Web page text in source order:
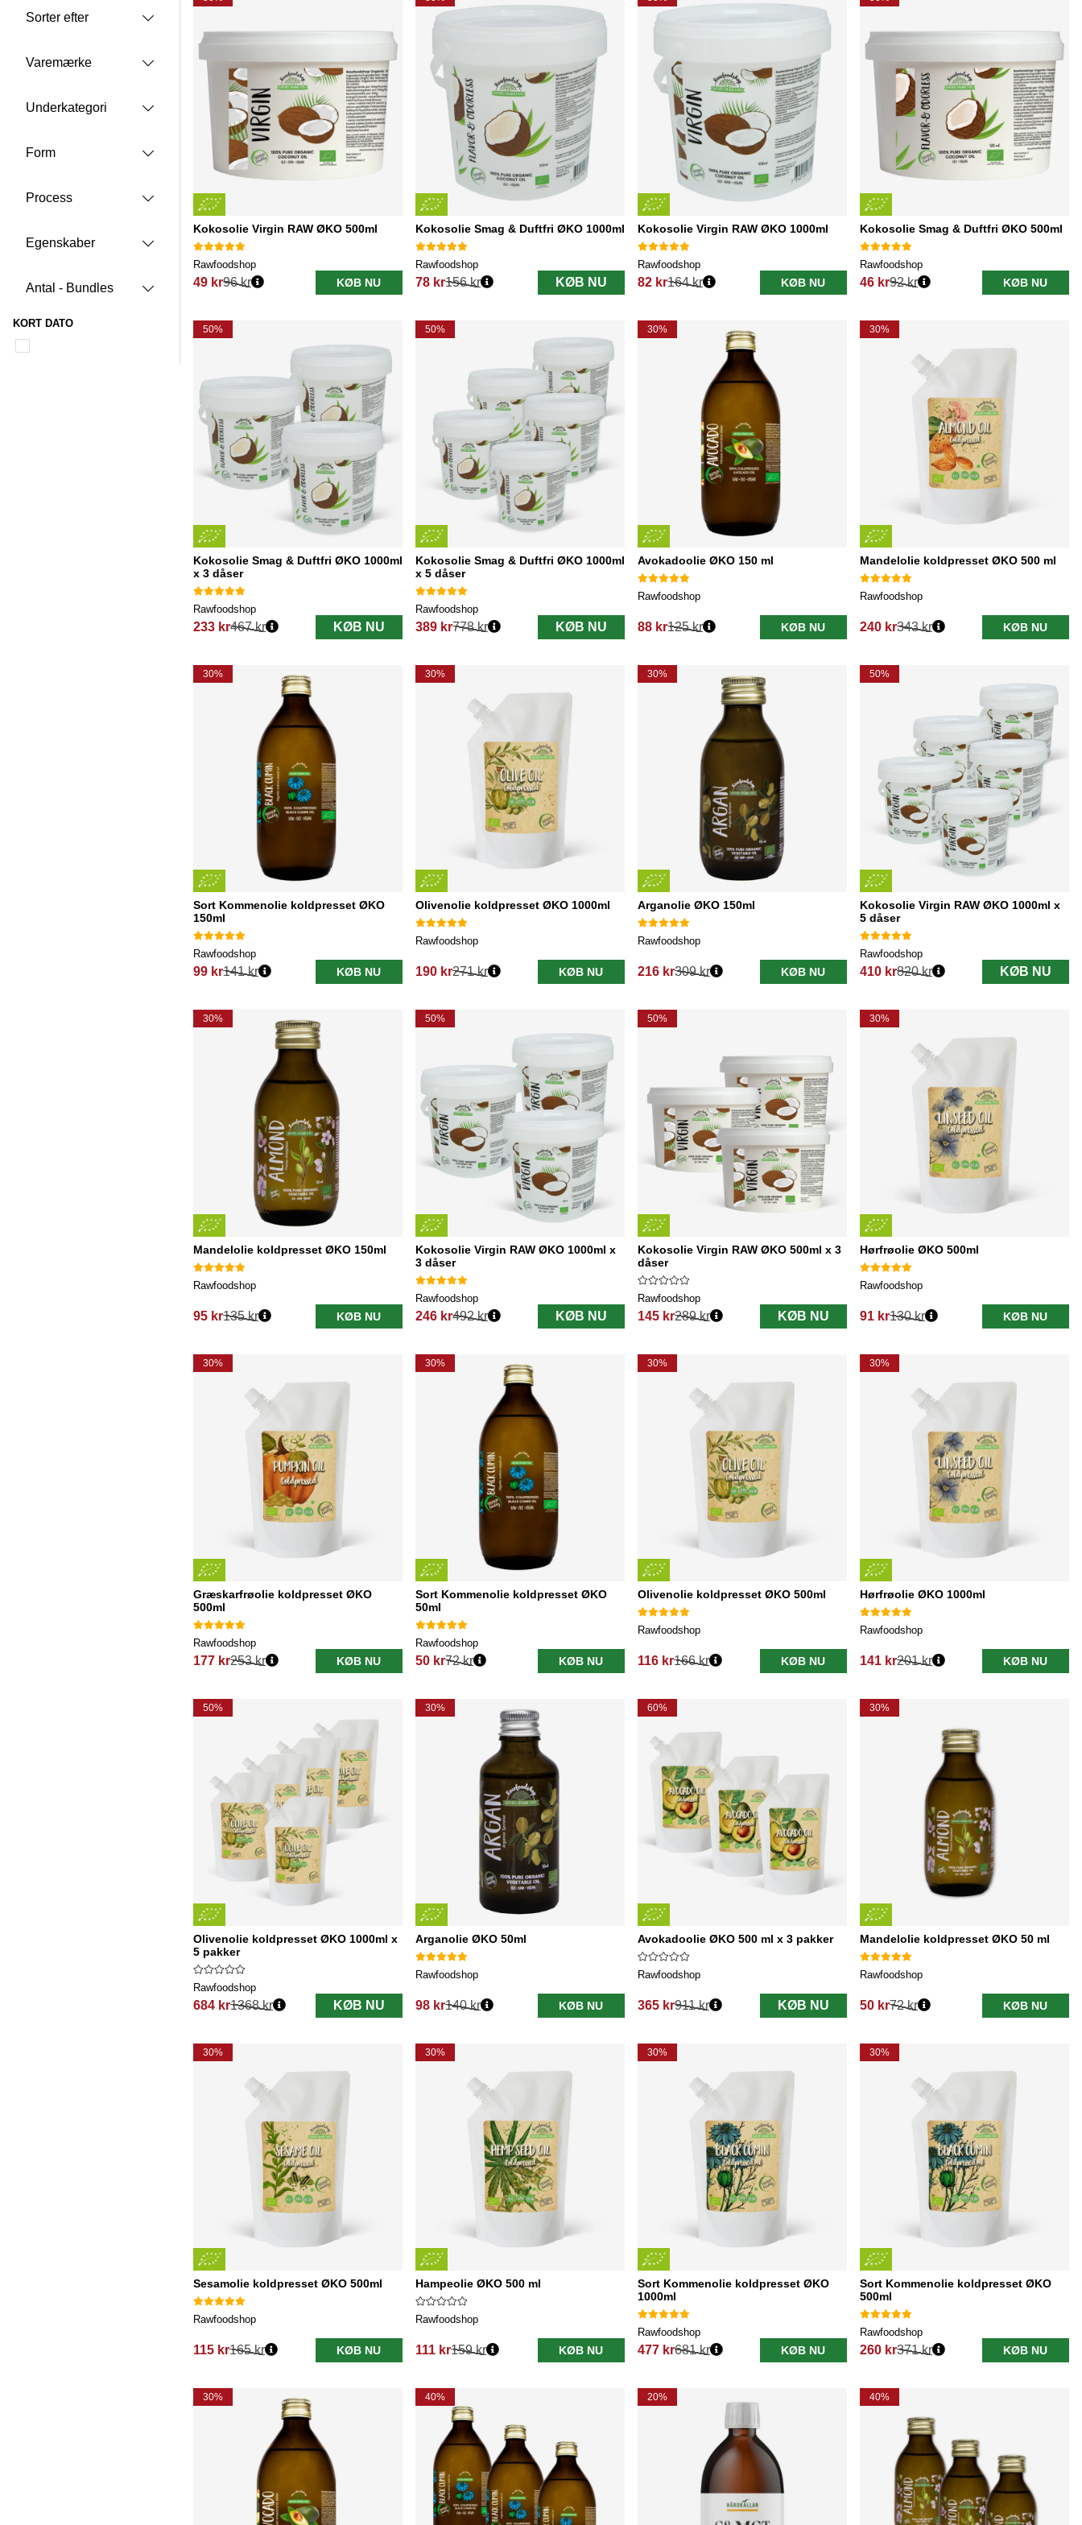
Sorter efter
Varemærke
Underkategori
Form
Process
Egenskaber
Antal - Bundles
KORT DATO
Kokosolie Virgin RAW ØKO 500ml
Rawfoodshop
49 kr
Normalpris:
96 kr KØB NU
Kokosolie Smag & Duftfri ØKO 1000ml
Rawfoodshop
78 kr
Normalpris:
156 kr KØB NU
Kokosolie Virgin RAW ØKO 1000ml
Rawfoodshop
82 kr
Normalpris:
164 kr KØB NU
Kokosolie Smag & Duftfri ØKO 500ml
Rawfoodshop
46 kr
Normalpris:
92 kr KØB NU
50%
Kokosolie Smag & Duftfri ØKO 1000ml
x 3 dåser
Rawfoodshop
233 kr
Normalpris:
467 kr KØB NU
50%
Kokosolie Smag & Duftfri ØKO 1000ml
x 5 dåser
Rawfoodshop
389 kr
Normalpris:
778 kr KØB NU
30%
Avokadoolie ØKO 150 ml
Rawfoodshop
88 kr
Normalpris:
125 kr KØB NU
30%
Mandelolie koldpresset ØKO 500 ml
Rawfoodshop
240 kr
Normalpris:
343 kr KØB NU
30%
Sort Kommenolie koldpresset ØKO
150ml
Rawfoodshop
99 kr
Normalpris:
141 kr KØB NU
30%
Olivenolie koldpresset ØKO 1000ml
Rawfoodshop
190 kr
Normalpris:
271 kr KØB NU
30%
Arganolie ØKO 150ml
Rawfoodshop
216 kr
Normalpris:
309 kr KØB NU
50%
Kokosolie Virgin RAW ØKO 1000ml x
5 dåser
Rawfoodshop
410 kr
Normalpris:
820 kr KØB NU
30%
Mandelolie koldpresset ØKO 150ml
Rawfoodshop
95 kr
Normalpris:
135 kr KØB NU
50%
Kokosolie Virgin RAW ØKO 1000ml x
3 dåser
Rawfoodshop
246 kr
Normalpris:
492 kr KØB NU
50%
Kokosolie Virgin RAW ØKO 500ml x 3
dåser
Rawfoodshop
145 kr
Normalpris:
289 kr KØB NU
30%
Hørfrøolie ØKO 500ml
Rawfoodshop
91 kr
Normalpris:
130 kr KØB NU
30%
Græskarfrøolie koldpresset ØKO
500ml
Rawfoodshop
177 kr
Normalpris:
253 kr KØB NU
30%
Sort Kommenolie koldpresset ØKO
50ml
Rawfoodshop
50 kr
Normalpris:
72 kr KØB NU
30%
Olivenolie koldpresset ØKO 500ml
Rawfoodshop
116 kr
Normalpris:
166 kr KØB NU
30%
Hørfrøolie ØKO 1000ml
Rawfoodshop
141 kr
Normalpris:
201 kr KØB NU
50%
Olivenolie koldpresset ØKO 1000ml x
5 pakker
Rawfoodshop
684 kr
Normalpris:
1368 kr KØB NU
30%
Arganolie ØKO 50ml
Rawfoodshop
98 kr
Normalpris:
140 kr KØB NU
60%
Avokadoolie ØKO 500 ml x 3 pakker
Rawfoodshop
365 kr
Normalpris:
911 kr KØB NU
30%
Mandelolie koldpresset ØKO 50 ml
Rawfoodshop
50 kr
Normalpris:
72 kr KØB NU
30%
Sesamolie koldpresset ØKO 500ml
Rawfoodshop
115 kr
Normalpris:
165 kr KØB NU
30%
Hampeolie ØKO 500 ml
Rawfoodshop
111 kr
Normalpris:
159 kr KØB NU
30%
Sort Kommenolie koldpresset ØKO
1000ml
Rawfoodshop
477 kr
Normalpris:
681 kr KØB NU
30%
Sort Kommenolie koldpresset ØKO
500ml
Rawfoodshop
260 kr
Normalpris:
371 kr KØB NU
30% 40% 20% 40%